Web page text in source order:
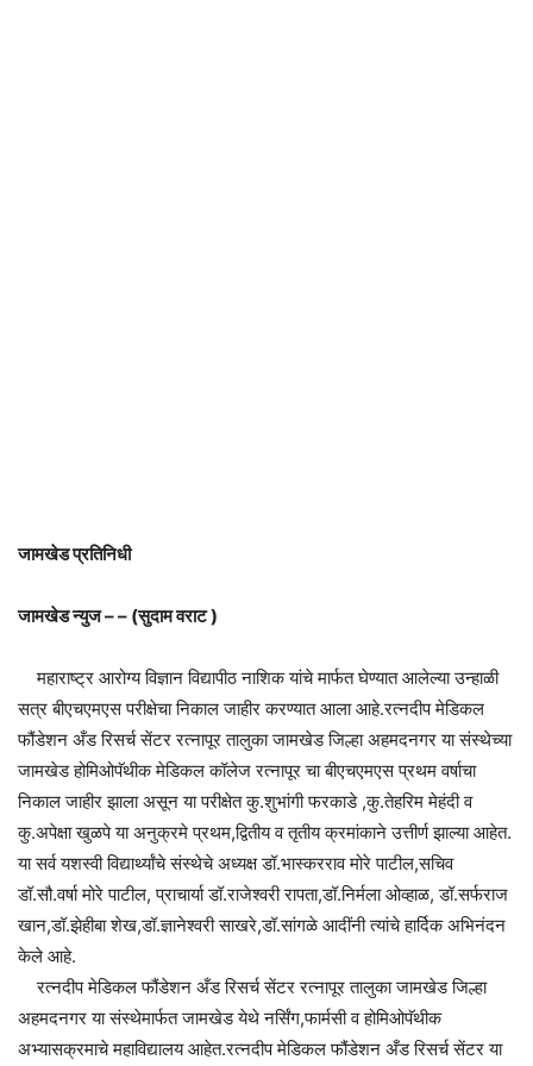
जामखेड प्रतिनिधी
जामखेड न्युज – – (सुदाम वराट )
महाराष्ट्र आरोग्य विज्ञान विद्यापीठ नाशिक यांचे मार्फत घेण्यात आलेल्या उन्हाळी
सत्र बीएचएमएस परीक्षेचा निकाल जाहीर करण्यात आला आहे.रत्नदीप मेडिकल
फौंडेशन अँड रिसर्च सेंटर रत्नापूर तालुका जामखेड जिल्हा अहमदनगर या संस्थेच्या
जामखेड होमिओपॅथीक मेडिकल कॉलेज रत्नापूर चा बीएचएमएस प्रथम वर्षाचा
निकाल जाहीर झाला असून या परीक्षेत कु.शुभांगी फरकाडे ,कु.तेहरिम मेहंदी व
कु.अपेक्षा खुळपे या अनुक्रमे प्रथम,द्वितीय व तृतीय क्रमांकाने उत्तीर्ण झाल्या आहेत.
या सर्व यशस्वी विद्यार्थ्यांचे संस्थेचे अध्यक्ष डॉ.भास्करराव मोरे पाटील,सचिव
डॉ.सौ.वर्षा मोरे पाटील, प्राचार्या डॉ.राजेश्वरी रापता,डॉ.निर्मला ओव्हाळ, डॉ.सर्फराज
खान,डॉ.झेहीबा शेख,डॉ.ज्ञानेश्वरी साखरे,डॉ.सांगळे आदींनी त्यांचे हार्दिक अभिनंदन
केले आहे.
रत्नदीप मेडिकल फौंडेशन अँड रिसर्च सेंटर रत्नापूर तालुका जामखेड जिल्हा
अहमदनगर या संस्थेमार्फत जामखेड येथे नर्सिंग,फार्मसी व होमिओपॅथीक
अभ्यासक्रमाचे महाविद्यालय आहेत.रत्नदीप मेडिकल फौंडेशन अँड रिसर्च सेंटर या